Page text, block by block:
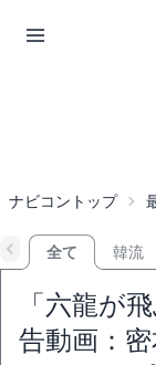
ナビコントップ
全て 韓流
「六龍が
告動画：